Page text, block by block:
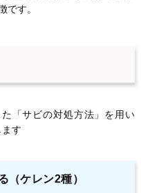
です。
「サビの対処方法」を用い
す
（ケレン2種）